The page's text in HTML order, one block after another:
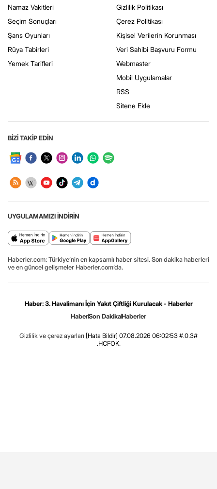
Namaz Vakitleri
Seçim Sonuçları
Şans Oyunları
Rüya Tabirleri
Yemek Tarifleri
Gizlilik Politikası
Çerez Politikası
Kişisel Verilerin Korunması
Veri Sahibi Başvuru Formu
Webmaster
Mobil Uygulamalar
RSS
Sitene Ekle
BİZİ TAKİP EDİN
UYGULAMAMIZI İNDİRİN
Haberler.com: Türkiye’nin en kapsamlı haber sitesi. Son dakika haberleri
ve en güncel gelişmeler Haberler.com’da.
Haber: 3. Havalimanı İçin Yakıt Çiftliği Kurulacak - Haberler
HaberSon DakikaHaberler
Gizlilik ve çerez ayarları [Hata Bildir] 07.08.2026 06:02:53 #.0.3#
.HCFOK.